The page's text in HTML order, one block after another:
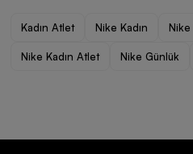
7.199,90 TL
Kadın Atlet Nike Kadın Nike
Nike Kadın Atlet Nike Günlük